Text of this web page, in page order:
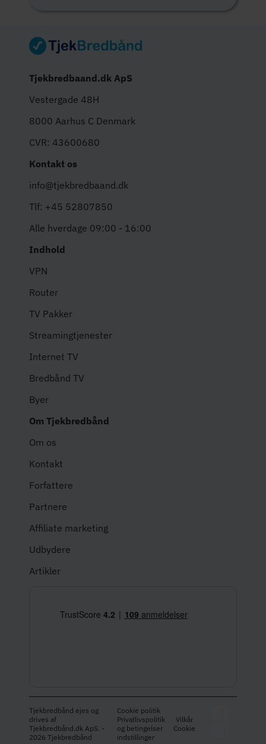
Tjekbredbaand.dk ApS
Vestergade 48H
8000 Aarhus C Denmark
CVR: 43600680
Kontakt os
info@tjekbredbaand.dk
Tlf: +45 52807850
Alle hverdage 09:00 - 16:00
Indhold
VPN
Router
TV Pakker
Streamingtjenester
Internet TV
Bredbånd TV
Byer
Om Tjekbredbånd
Om os
Kontakt
Forfattere
Partnere
Affiliate marketing
Udbydere
Artikler
Tjekbredbånd ejes og
drives af
Tjekbredbånd.dk ApS. -
2026 Tjekbredbånd
Cookie politik
Privatlivspolitik
Vilkår
og betingelser
Cookie
indstillinger